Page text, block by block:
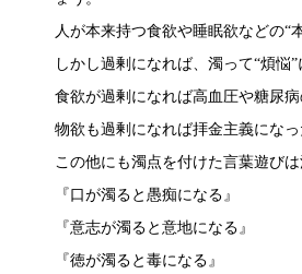
人が本来持つ食欲や睡眠欲などの“
しかし過剰になれば、濁って“煩悩
食欲が過剰になれば高血圧や糖尿病
物欲も過剰になれば拝金主義にな
この他にも濁点を付けた言葉遊びは
『口が濁ると愚痴になる』
『意志が濁ると意地になる』
『徳が濁ると毒になる』